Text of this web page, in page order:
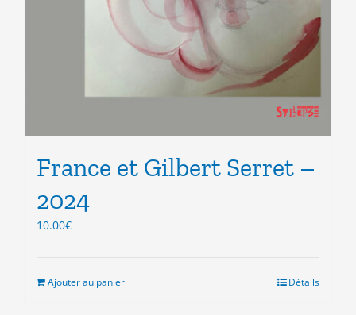
France et Gilbert Serret –
2024
10.00€
Ajouter au panier Détails